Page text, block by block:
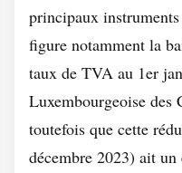
principaux
figure notamment la
taux de TVA au 1er
Luxembourgeoise des
toutefois que cette
décembre 2023) ait